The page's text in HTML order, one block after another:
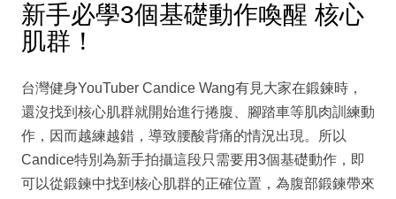
新手必學3個基礎動作喚醒 核心
肌群！
台灣健身YouTuber Candice Wang有見大家在鍛鍊時，
還沒找到核心肌群就開始進行捲腹、腳踏車等肌肉訓練動
作，因而越練越錯，導致腰酸背痛的情況出現。所以
Candice特別為新手拍攝這段只需要用3個基礎動作，即
可以從鍛鍊中找到核心肌群的正確位置，為腹部鍛鍊帶來